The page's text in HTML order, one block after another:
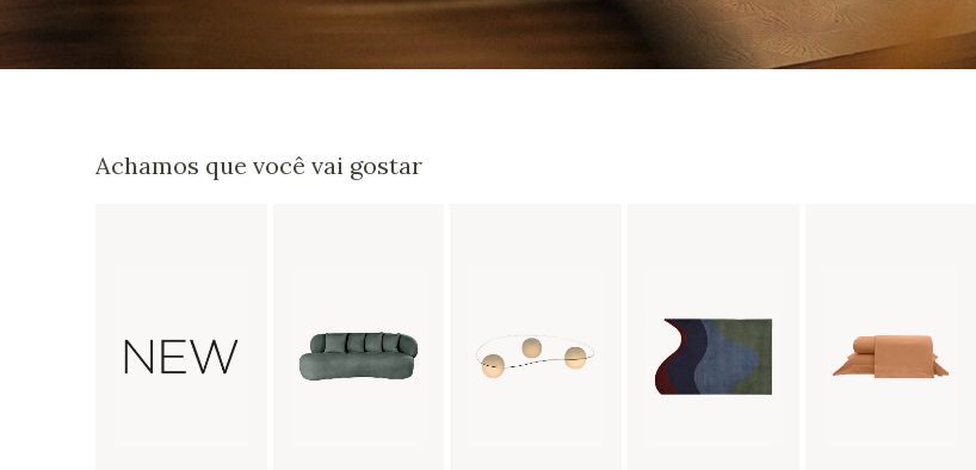
Achamos que você vai gostar